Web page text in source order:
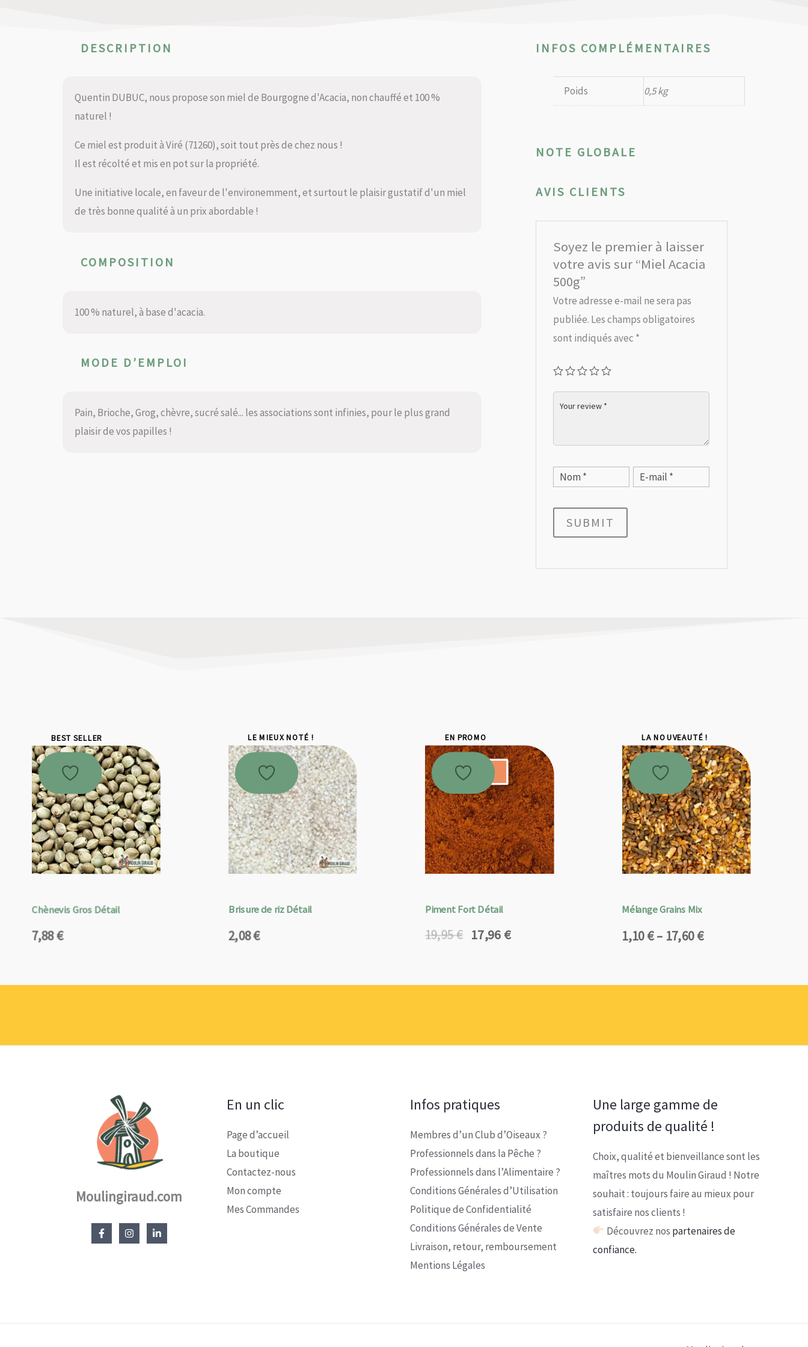
DESCRIPTION
Quentin DUBUC, nous propose son miel de Bourgogne d'Acacia, non chauffé et 100 %
naturel !
Ce miel est produit à Viré (71260), soit tout près de chez nous !
Il est récolté et mis en pot sur la propriété.
Une initiative locale, en faveur de l'environemment, et surtout le plaisir gustatif d'un miel
de très bonne qualité à un prix abordable !
COMPOSITION
100 % naturel, à base d'acacia.
MODE D’EMPLOI
Pain, Brioche, Grog, chèvre, sucré salé... les associations sont infinies, pour le plus grand
plaisir de vos papilles !
INFOS COMPLÉMENTAIRES
Poids 0,5 kg
NOTE GLOBALE
AVIS CLIENTS
Soyez le premier à laisser
votre avis sur “Miel Acacia
500g”
Votre adresse e-mail ne sera pas
publiée. Les champs obligatoires
sont indiqués avec *
SUBMIT
BEST SELLER
Chènevis Gros Détail
7,88€
LE MIEUX NOTÉ !
Brisure de riz Détail
2,08€
EN PROMO
Promo !
Piment Fort Détail
19,95€
Le
était :
17,96 €
Le
est :
LA NOUVEAUTÉ !
Mélange Grains Mix
1,10€– 17,60€
Plage
1,10 €
Moulingiraud.com
En un clic
Page d’accueil
La boutique
Contactez-nous
Mon compte
Mes Commandes
Infos pratiques
Membres d’un Club d’Oiseaux ?
Professionnels dans la Pêche ?
Professionnels dans l’Alimentaire ?
Conditions Générales d’Utilisation
Politique de Confidentialité
Conditions Générales de Vente
Livraison, retour, remboursement
Mentions Légales
Une large gamme de
produits de qualité !
Choix, qualité et bienveillance sont les
maîtres mots du Moulin Giraud ! Notre
souhait : toujours faire au mieux pour
satisfaire nos clients !
Découvrez nos partenaires de
confiance.